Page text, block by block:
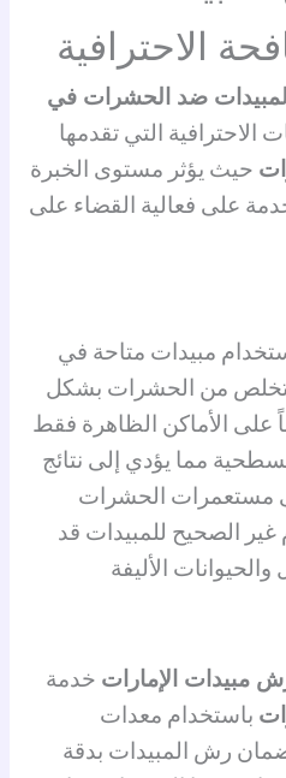
الاحترافية
ضد الحشرات في
الاحترافية التي تقدمها
حيث يؤثر مستوى الخبرة
على فعالية القضاء على
مبيدات متاحة في
من الحشرات بشكل
على الأماكن الظاهرة فقط
مما يؤدي إلى نتائج
مستعمرات الحشرات
غير الصحيح للمبيدات قد
الأليفة
مبيدات الإمارات خدمة
باستخدام معدات
رش المبيدات بدقة